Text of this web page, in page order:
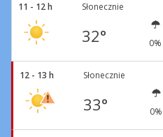
11 - 12 h Słonecznie
32° 0%
12 - 13 h Słonecznie
33° 0%